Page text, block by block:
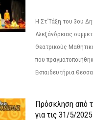
Η Στ΄Τάξη του 3ου
Αλεξάνδρειας
Θεατρικούς
που
Εκπαιδευτήρια
Πρόσκληση από
για τις 31/5/